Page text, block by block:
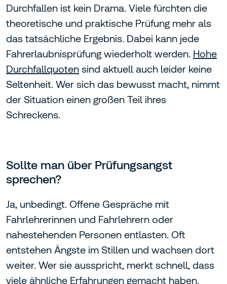
Durchfallen ist kein Drama. Viele fürchten die
theoretische und praktische Prüfung mehr als
das tatsächliche Ergebnis. Dabei kann jede
Fahrerlaubnisprüfung wiederholt werden. Hohe
Durchfallquoten sind aktuell auch leider keine
Seltenheit. Wer sich das bewusst macht, nimmt
der Situation einen großen Teil ihres
Schreckens.
Sollte man über Prüfungsangst
sprechen?
Ja, unbedingt. Offene Gespräche mit
Fahrlehrerinnen und Fahrlehrern oder
nahestehenden Personen entlasten. Oft
entstehen Ängste im Stillen und wachsen dort
weiter. Wer sie ausspricht, merkt schnell, dass
viele ähnliche Erfahrungen gemacht haben.